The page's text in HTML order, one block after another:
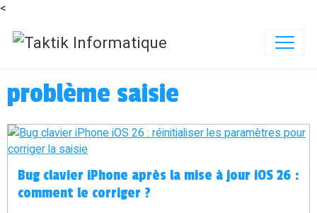
<
problème saisie
Bug clavier iPhone après la mise à jour iOS 26 :
comment le corriger ?